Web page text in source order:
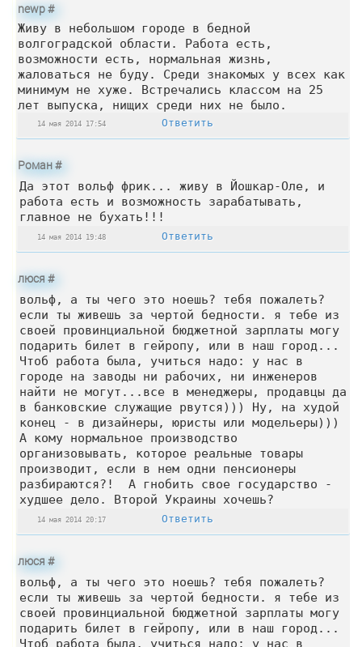
newp#
Живу в небольшом городе в бедной
волгоградской области. Работа есть,
возможности есть, нормальная жизнь,
жаловаться не буду. Среди знакомых у всех как
минимум не хуже. Встречались классом на 25
лет выпуска, нищих среди них не было.
14 мая 2014 17:54 Ответить
Роман#
Да этот вольф фрик... живу в Йошкар-Оле, и
работа есть и возможность зарабатывать,
главное не бухать!!!
14 мая 2014 19:48 Ответить
люся#
вольф, а ты чего это ноешь? тебя пожалеть?
если ты живешь за чертой бедности. я тебе из
своей провинциальной бюджетной зарплаты могу
подарить билет в гейропу, или в наш город...
Чтоб работа была, учиться надо: у нас в
городе на заводы ни рабочих, ни инженеров
найти не могут...все в менеджеры, продавцы да
в банковские служащие рвутся))) Ну, на худой
конец - в дизайнеры, юристы или модельеры)))
А кому нормальное производство
организовывать, которое реальные товары
производит, если в нем одни пенсионеры
разбираются?! А гнобить свое государство -
худшее дело. Второй Украины хочешь?
14 мая 2014 20:17 Ответить
люся#
вольф, а ты чего это ноешь? тебя пожалеть?
если ты живешь за чертой бедности. я тебе из
своей провинциальной бюджетной зарплаты могу
подарить билет в гейропу, или в наш город...
Чтоб работа была, учиться надо: у нас в